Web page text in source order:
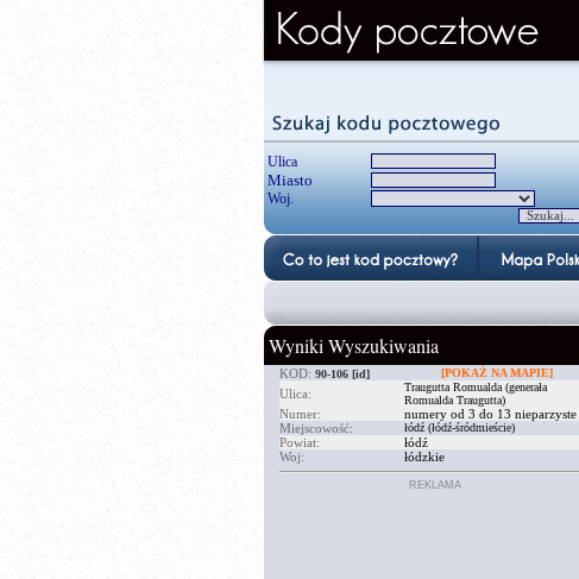
Ulica
Miasto
Woj.
Wyniki Wyszukiwania
KOD: 90-106 [id] [POKAŻ NA MAPIE]
Ulica:
Traugutta Romualda (generała
Romualda Traugutta)
Numer:
numery od 3 do 13 nieparzyste
Miejscowość:
łódź (łódź-śródmieście)
Powiat:
łódź
Woj:
łódzkie
REKLAMA